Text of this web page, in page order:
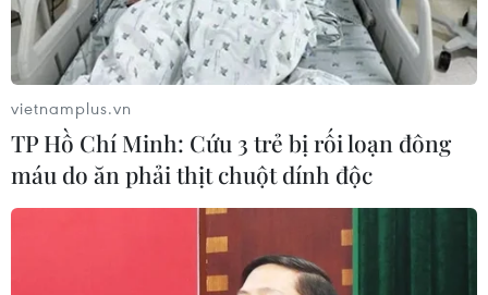
Doanh nghiệp đẩy mạnh sản xuất, đón
vietnamplus.vn
TP Hồ Chí Minh: Cứu 3 trẻ bị rối loạn đông
máu do ăn phải thịt chuột dính độc